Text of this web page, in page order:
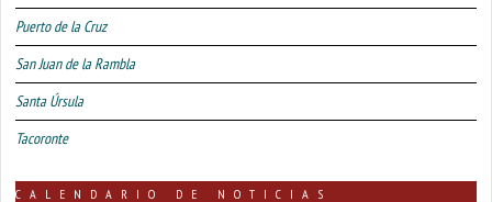
Puerto de la Cruz
San Juan de la Rambla
Santa Úrsula
Tacoronte
CALENDARIO DE NOTICIAS